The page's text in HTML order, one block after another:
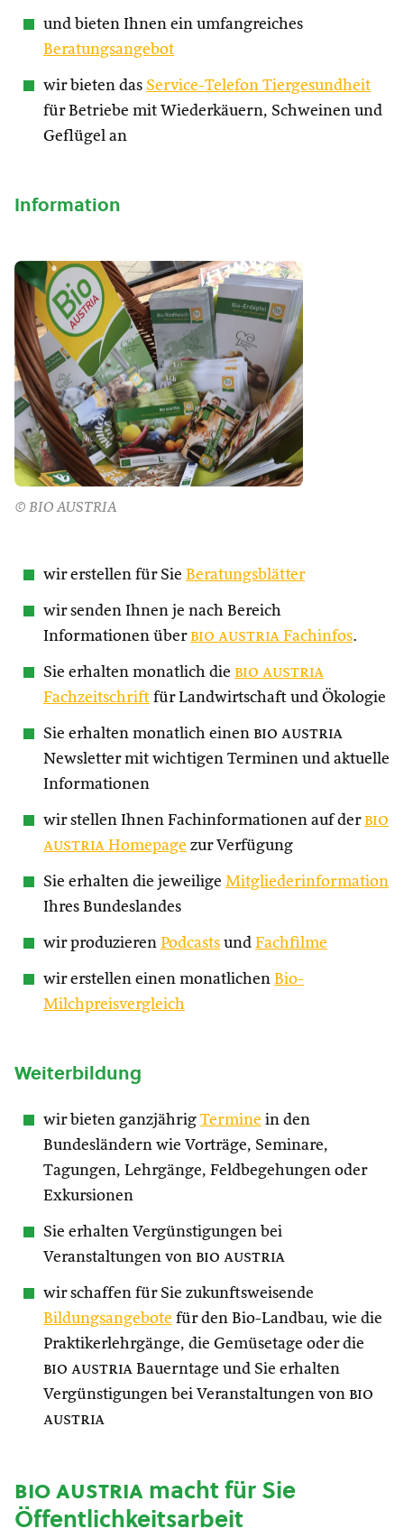
und bieten Ihnen ein umfangreiches
Beratungsangebot
wir bieten das Service-Telefon Tiergesundheit
für Betriebe mit Wiederkäuern, Schweinen und
Geflügel an
Information
© BIO AUSTRIA
wir erstellen für Sie Beratungsblätter
wir senden Ihnen je nach Bereich
Informationen über bio austria Fachinfos.
Sie erhalten monatlich die bio austria
Fachzeitschrift für Landwirtschaft und Ökologie
Sie erhalten monatlich einen bio austria
Newsletter mit wichtigen Terminen und aktuelle
Informationen
wir stellen Ihnen Fachinformationen auf der bio
austria Homepage zur Verfügung
Sie erhalten die jeweilige Mitgliederinformation
Ihres Bundeslandes
wir produzieren Podcasts und Fachfilme
wir erstellen einen monatlichen Bio-
Milchpreisvergleich
Weiterbildung
wir bieten ganzjährig Termine in den
Bundesländern wie Vorträge, Seminare,
Tagungen, Lehrgänge, Feldbegehungen oder
Exkursionen
Sie erhalten Vergünstigungen bei
Veranstaltungen von bio austria
wir schaffen für Sie zukunftsweisende
Bildungsangebote für den Bio-Landbau, wie die
Praktikerlehrgänge, die Gemüsetage oder die
bio austria Bauerntage und Sie erhalten
Vergünstigungen bei Veranstaltungen von bio
austria
bio austriamacht für Sie
Öffentlichkeitsarbeit